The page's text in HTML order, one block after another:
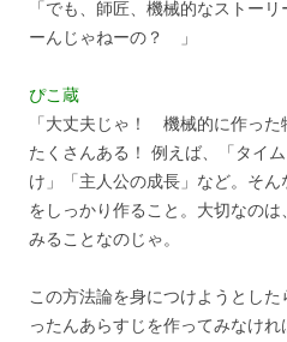
「でも、師匠、機械的なストー
ーんじゃねーの？ 」
ぴこ蔵
「大丈夫じゃ！ 機械的に作っ
たくさんある！ 例えば、「タイ
け」「主人公の成長」など。そ
をしっかり作ること。大切なの
みることなのじゃ。
この方法論を身につけようとし
ったんあらすじを作ってみなけ